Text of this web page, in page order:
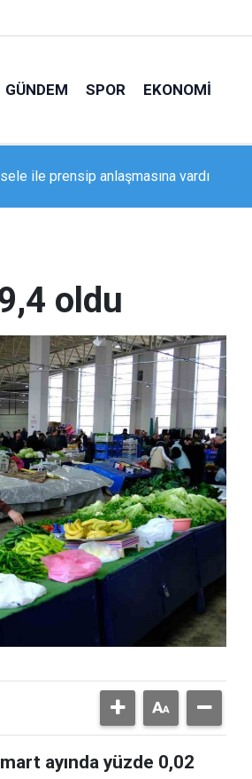
GÜNDEM SPOR EKONOMI
FK’da
oldu
ayında yüzde 0,02